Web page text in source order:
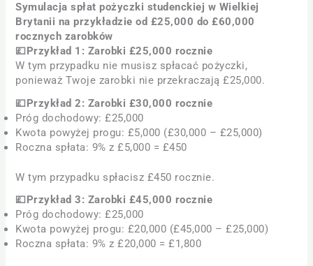
Symulacja spłat pożyczki studenckiej w Wielkiej
Brytanii na przykładzie od £25,000 do £60,000
rocznych zarobków
💷Przykład 1: Zarobki £25,000 rocznie
W tym przypadku nie musisz spłacać pożyczki,
ponieważ Twoje zarobki nie przekraczają £25,000.
💷Przykład 2: Zarobki £30,000 rocznie
Próg dochodowy: £25,000
Kwota powyżej progu: £5,000 (£30,000 – £25,000)
Roczna spłata: 9% z £5,000 = £450
W tym przypadku spłacisz £450 rocznie.
💷Przykład 3: Zarobki £45,000 rocznie
Próg dochodowy: £25,000
Kwota powyżej progu: £20,000 (£45,000 – £25,000)
Roczna spłata: 9% z £20,000 = £1,800